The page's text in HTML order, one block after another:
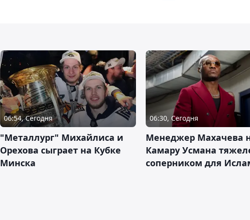
06:54, Сегодня
"Металлург" Михайлиса и
Орехова сыграет на Кубке
Минска
06:30, Сегодня
Менеджер Махачева
Камару Усмана
соперником для